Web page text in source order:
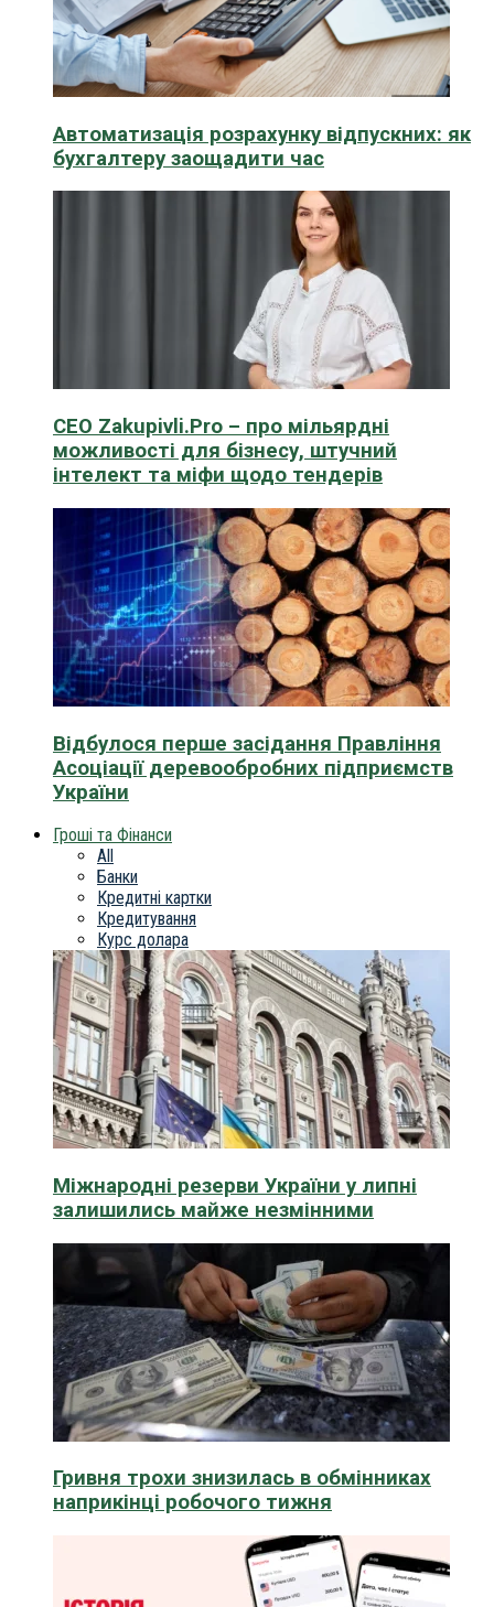
Автоматизація розрахунку відпускних: як
бухгалтеру заощадити час
CEO Zakupivli.Pro – про мільярдні
можливості для бізнесу, штучний
інтелект та міфи щодо тендерів
Відбулося перше засідання Правління
Асоціації деревообробних підприємств
України
Гроші та Фінанси
All
Банки
Кредитні картки
Кредитування
Курс долара
Міжнародні резерви України у липні
залишились майже незмінними
Гривня трохи знизилась в обмінниках
наприкінці робочого тижня